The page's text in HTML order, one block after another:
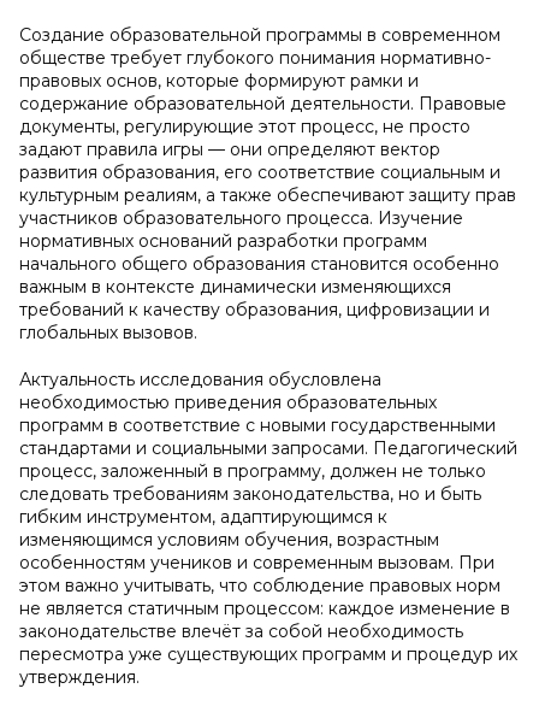
Создание образовательной программы в современном
обществе требует глубокого понимания нормативно-
правовых основ, которые формируют рамки и
содержание образовательной деятельности. Правовые
документы, регулирующие этот процесс, не просто
задают правила игры — они определяют вектор
развития образования, его соответствие социальным и
культурным реалиям, а также обеспечивают защиту прав
участников образовательного процесса. Изучение
нормативных оснований разработки программ
начального общего образования становится особенно
важным в контексте динамически изменяющихся
требований к качеству образования, цифровизации и
глобальных вызовов.
Актуальность исследования обусловлена
необходимостью приведения образовательных
программ в соответствие с новыми государственными
стандартами и социальными запросами. Педагогический
процесс, заложенный в программу, должен не только
следовать требованиям законодательства, но и быть
гибким инструментом, адаптирующимся к
изменяющимся условиям обучения, возрастным
особенностям учеников и современным вызовам. При
этом важно учитывать, что соблюдение правовых норм
не является статичным процессом: каждое изменение в
законодательстве влечёт за собой необходимость
пересмотра уже существующих программ и процедур их
утверждения.